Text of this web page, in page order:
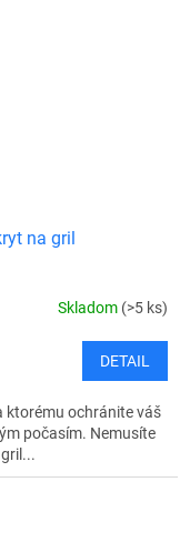
na gril
Skladom (>5 ks)
DETAIL
ktorému ochránite váš
počasím. Nemusíte